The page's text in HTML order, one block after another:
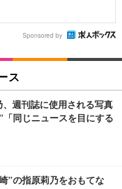
Sponsored by
ス
週刊誌に使用される写真
同じニュースを目にする
”の指原莉乃をおもてな